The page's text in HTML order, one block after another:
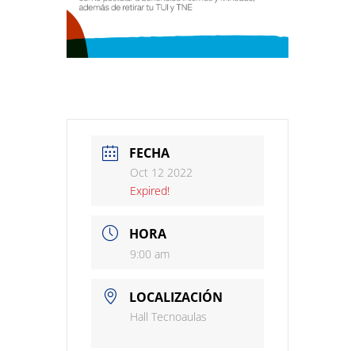
FECHA
Oct 12 2022
Expired!
HORA
9:00 am
LOCALIZACIÓN
Hall Tecnoaulas